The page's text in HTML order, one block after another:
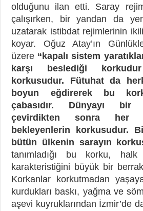
olduğunu ilan etti. Saray
çalışırken, bir yandan da
uzatarak istibdat rejimlerinin
koyar. Oğuz Atay’ın
üzere “kapalı sistem
karşı beslediği
korkusudur. Fütuhat da
boyun eğdirerek bu
çabasıdır. Dünyayı bir
çevirdikten sonra her
bekleyenlerin korkusudur.
bütün ülkenin sarayın
tanımladığı bu korku, halk
karakteristiğini büyük bir
Korkanlar korkutmadan
kurdukları baskı, yağma ve
aşevi kuyruklarından İzmir’de